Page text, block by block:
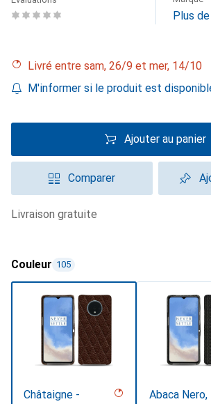
Plus
Livré entre sam, 26/9 et mer, 14/10
M'informer si le produit est
Ajouter au panier
Comparer
livraison gratuite
Couleur 105
Châtaigne -
Abaca Nero,